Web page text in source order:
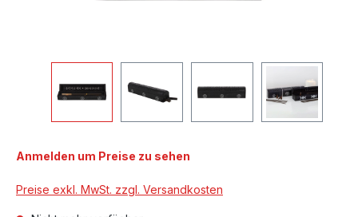
Anmelden um Preise zu sehen
Preise exkl. MwSt. zzgl. Versandkosten